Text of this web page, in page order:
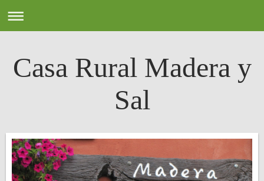
Casa Rural Madera y
Sal